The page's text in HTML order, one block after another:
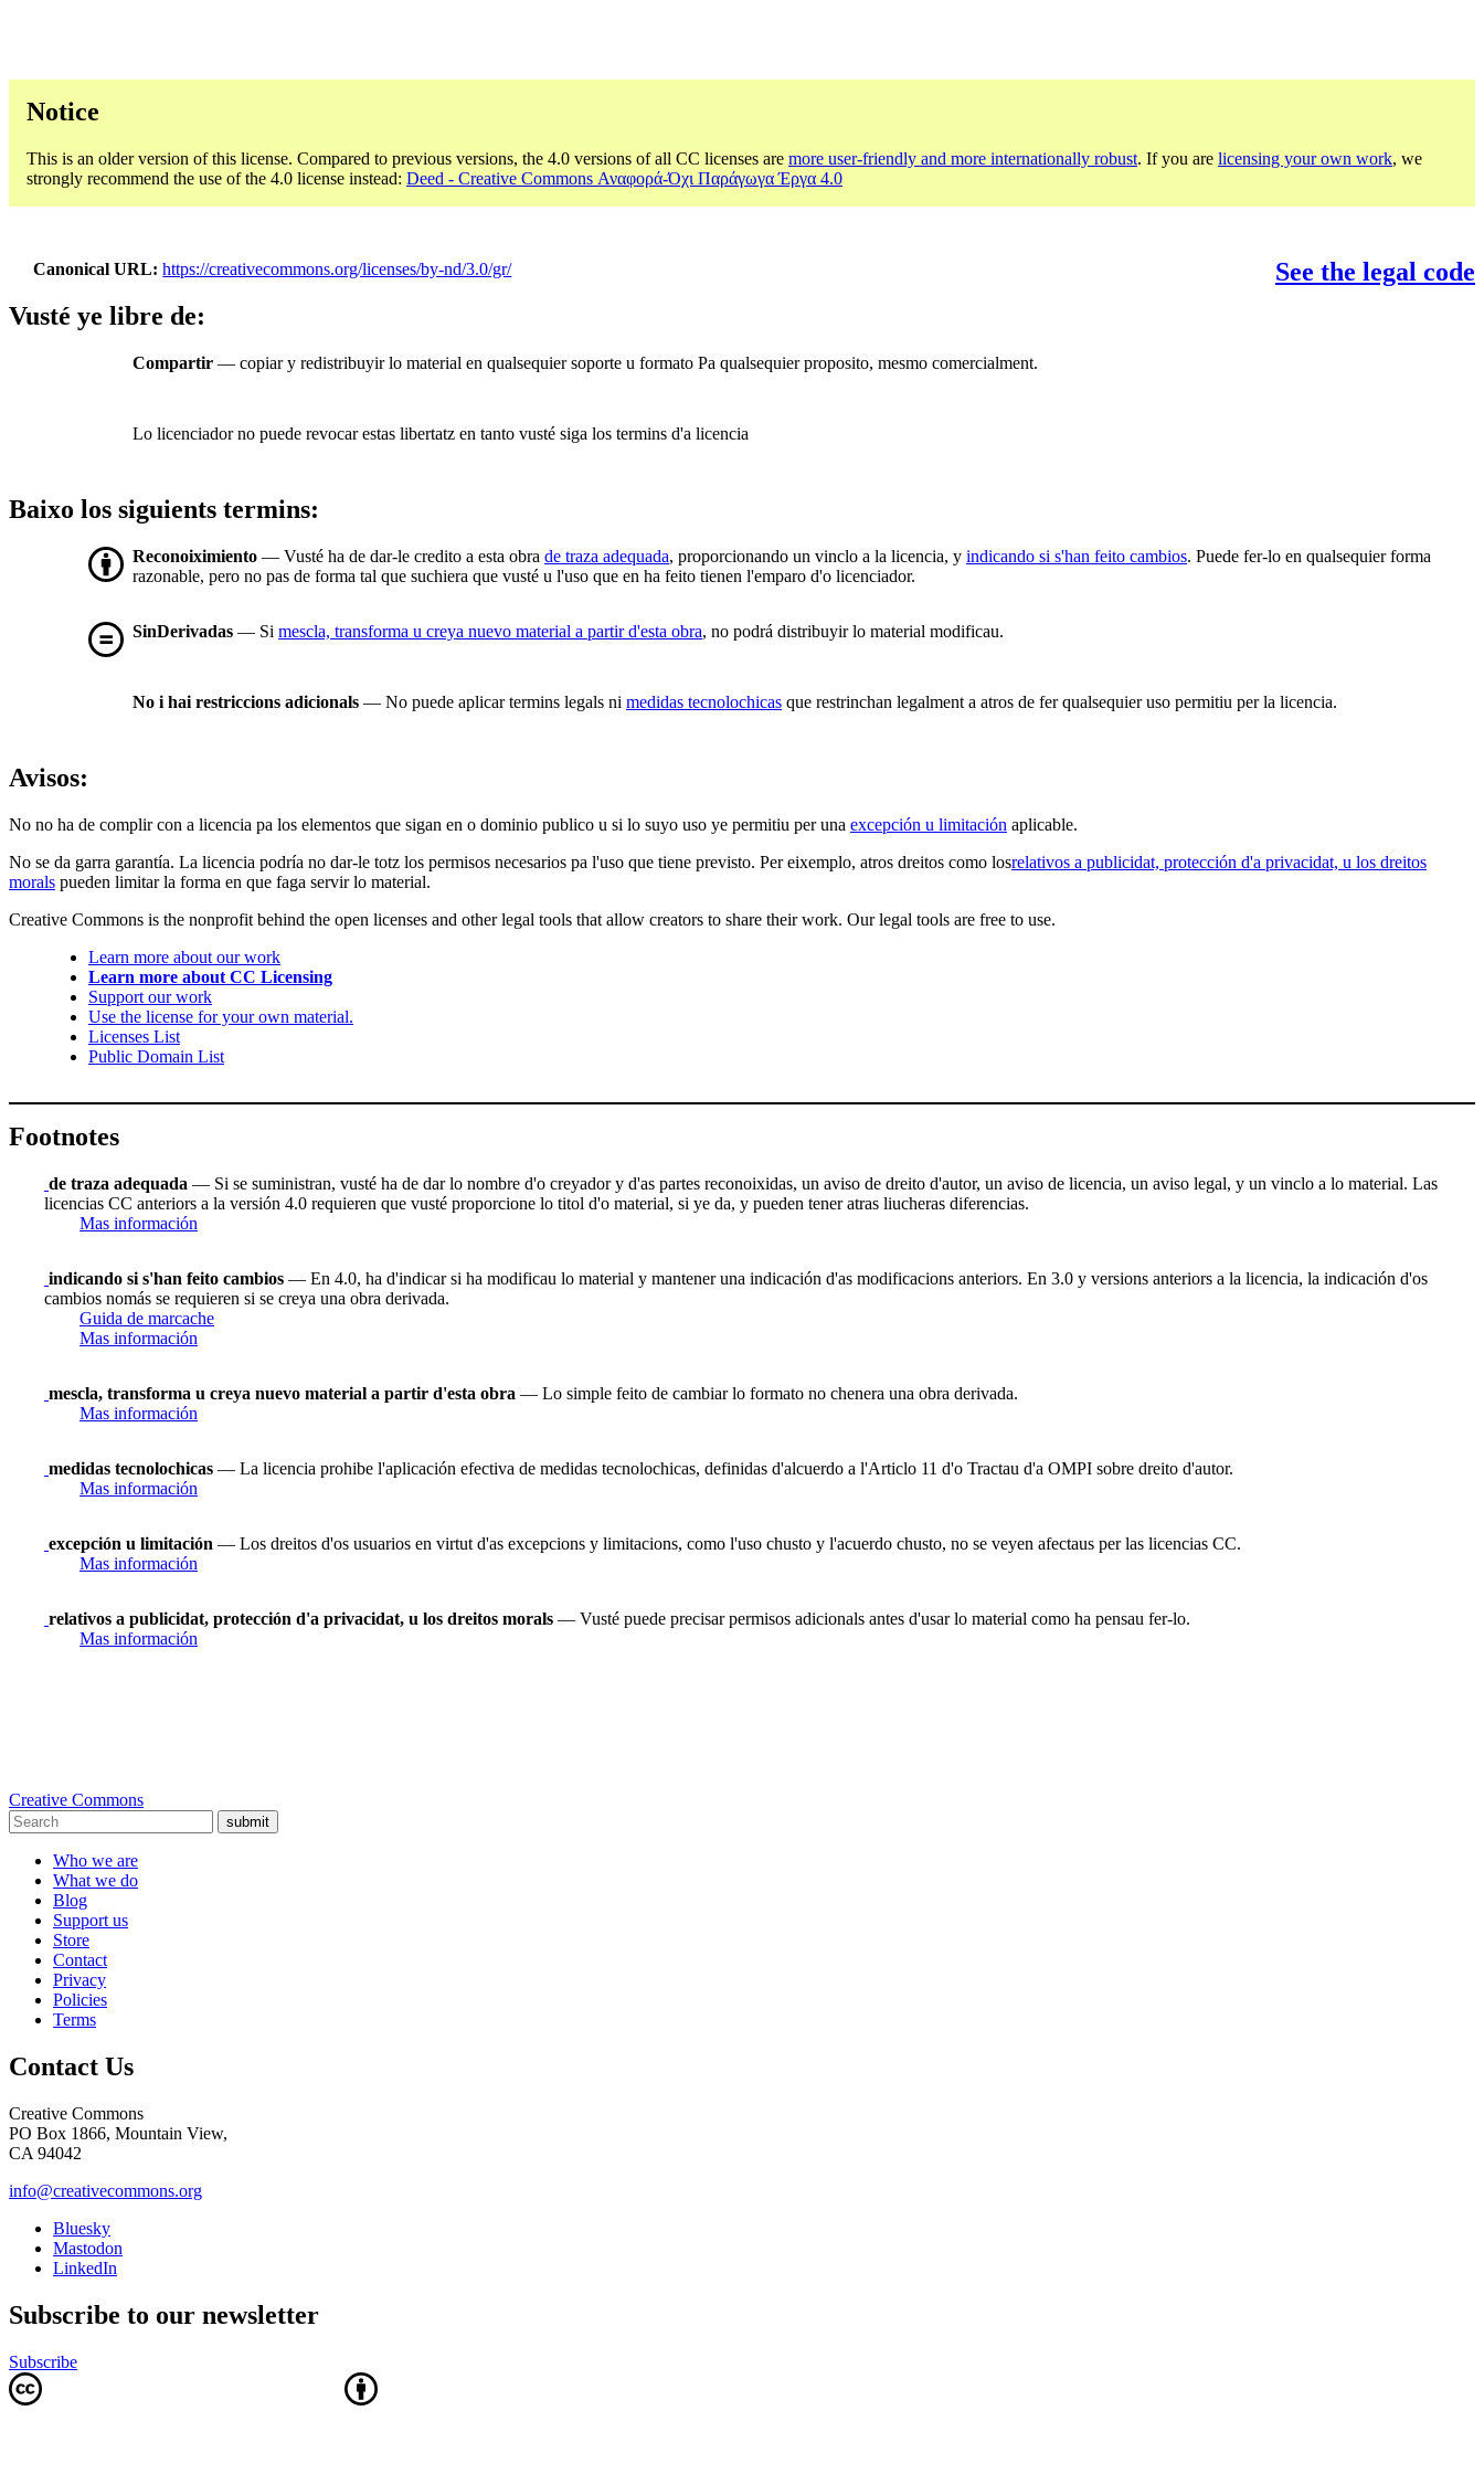
Notice
This is an older version of this license. Compared to previous versions, the 4.0 versions of all CC licenses are more user-friendly and more internationally robust. If you are licensing your own work, we
strongly recommend the use of the 4.0 license instead: Deed - Creative Commons Αναφορά-Όχι Παράγωγα Έργα 4.0
Canonical URL https://creativecommons.org/licenses/by-nd/3.0/gr/
See the legal code
Vusté ye libre de:
Compartir — copiar y redistribuyir lo material en qualsequier soporte u formato Pa qualsequier proposito, mesmo comercialment.
Lo licenciador no puede revocar estas libertatz en tanto vusté siga los termins d'a licencia
Baixo los siguients termins:
Reconoiximiento — Vusté ha de dar-le credito a esta obra de traza adequada, proporcionando un vinclo a la licencia, y indicando si s'han feito cambios. Puede fer-lo en qualsequier forma
razonable, pero no pas de forma tal que suchiera que vusté u l'uso que en ha feito tienen l'emparo d'o licenciador.
SinDerivadas — Si mescla, transforma u creya nuevo material a partir d'esta obra, no podrá distribuyir lo material modificau.
No i hai restriccions adicionals — No puede aplicar termins legals ni medidas tecnolochicas que restrinchan legalment a atros de fer qualsequier uso permitiu per la licencia.
Avisos:
No no ha de complir con a licencia pa los elementos que sigan en o dominio publico u si lo suyo uso ye permitiu per una excepción u limitación aplicable.
No se da garra garantía. La licencia podría no dar-le totz los permisos necesarios pa l'uso que tiene previsto. Per eixemplo, atros dreitos como losrelativos a publicidat, protección d'a privacidat, u los dreitos
morals pueden limitar la forma en que faga servir lo material.
Creative Commons is the nonprofit behind the open licenses and other legal tools that allow creators to share their work. Our legal tools are free to use.
Learn more about our work
Learn more about CC Licensing
Support our work
Use the license for your own material.
Licenses List
Public Domain List
Footnotes
de traza adequada — Si se suministran, vusté ha de dar lo nombre d'o creyador y d'as partes reconoixidas, un aviso de dreito d'autor, un aviso de licencia, un aviso legal, y un vinclo a lo material. Las
licencias CC anteriors a la versión 4.0 requieren que vusté proporcione lo titol d'o material, si ye da, y pueden tener atras liucheras diferencias.
Mas información
indicando si s'han feito cambios — En 4.0, ha d'indicar si ha modificau lo material y mantener una indicación d'as modificacions anteriors. En 3.0 y versions anteriors a la licencia, la indicación d'os
cambios nomás se requieren si se creya una obra derivada.
Guida de marcache
Mas información
mescla, transforma u creya nuevo material a partir d'esta obra — Lo simple feito de cambiar lo formato no chenera una obra derivada.
Mas información
medidas tecnolochicas — La licencia prohibe l'aplicación efectiva de medidas tecnolochicas, definidas d'alcuerdo a l'Articlo 11 d'o Tractau d'a OMPI sobre dreito d'autor.
Mas información
excepción u limitación — Los dreitos d'os usuarios en virtut d'as excepcions y limitacions, como l'uso chusto y l'acuerdo chusto, no se veyen afectaus per las licencias CC.
Mas información
relativos a publicidat, protección d'a privacidat, u los dreitos morals — Vusté puede precisar permisos adicionals antes d'usar lo material como ha pensau fer-lo.
Mas información
Creative Commons
submit
Who we are
What we do
Blog
Support us
Store
Contact
Privacy
Policies
Terms
Contact Us
Creative Commons
PO Box 1866, Mountain View,
CA 94042
info@creativecommons.org
Bluesky
Mastodon
LinkedIn
Subscribe to our newsletter
Subscribe